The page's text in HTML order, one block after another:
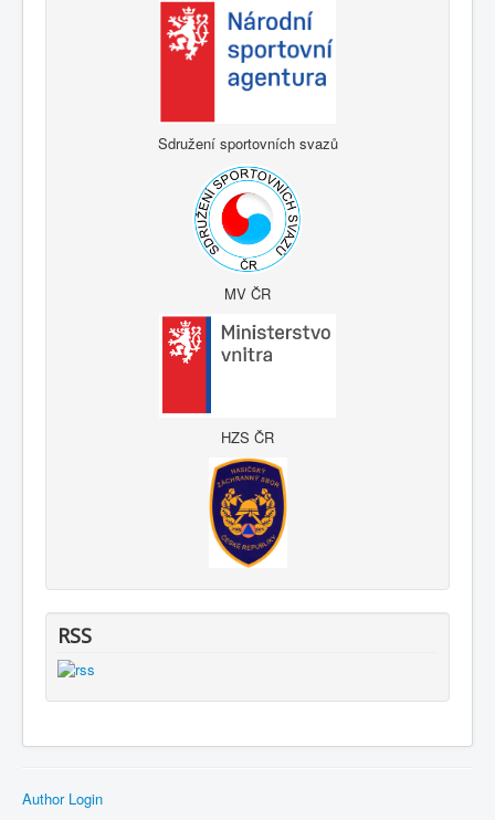
Sdružení sportovních svazů
MV ČR
HZS ČR
RSS
Author Login